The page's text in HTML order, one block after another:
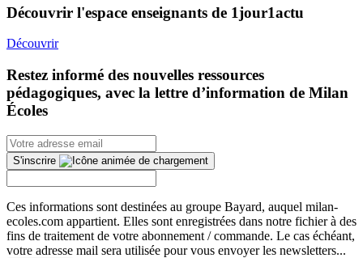
Découvrir l'espace enseignants de 1jour1actu
Découvrir
Restez informé des nouvelles ressources
pédagogiques, avec la lettre d’information de Milan
Écoles
S'inscrire
Ces informations sont destinées au groupe Bayard, auquel milan-
ecoles.com appartient. Elles sont enregistrées dans notre fichier à des
fins de traitement de votre abonnement / commande. Le cas échéant,
votre adresse mail sera utilisée pour vous envoyer les newsletters...